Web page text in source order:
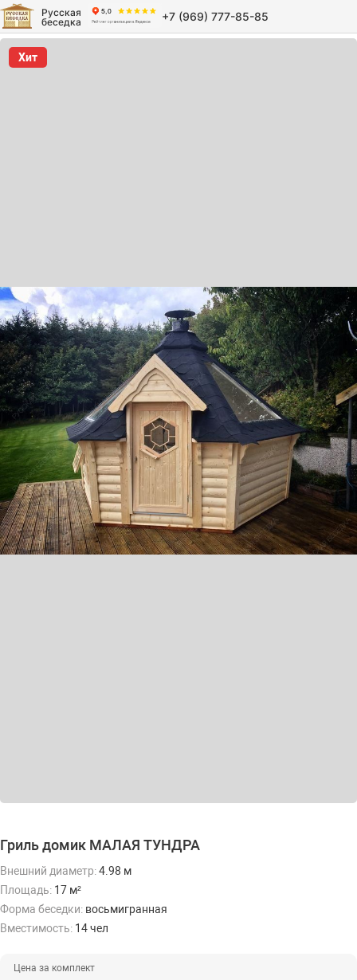
Русская
беседка
+7 (969) 777-85-85
Хит
Гриль домик МАЛАЯ ТУНДРА
Внешний диаметр:4.98 м
Площадь: 17 м²
Форма беседки: восьмигранная
Вместимость: 14 чел
Цена за комплект